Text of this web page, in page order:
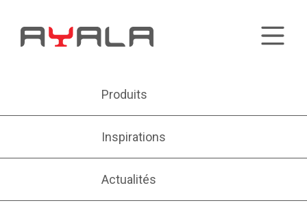
Produits
Inspirations
Actualités